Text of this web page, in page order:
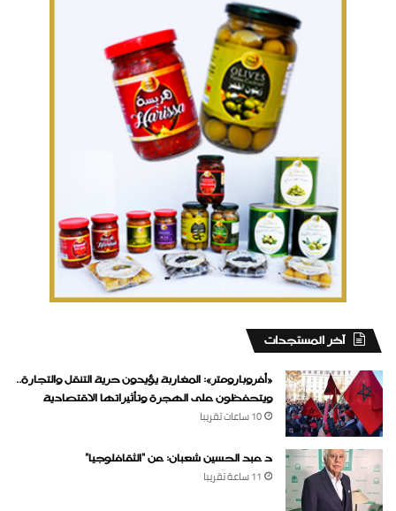
‏آخر المستجدات
«أفروبارومتر»: المغاربة يؤيدون حرية التنقل والتجارة..
ويتحفظون على الهجرة وتأثيراتها الاقتصادية
10 ساعات ‏تقريبا
د عبد الحسين شعبان: عن “الثقافلوجيا”
11 ساعة ‏تقريبا